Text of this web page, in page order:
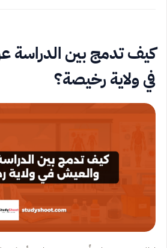
كيف تدمج بين الدراسة
في ولاية رخيصة؟